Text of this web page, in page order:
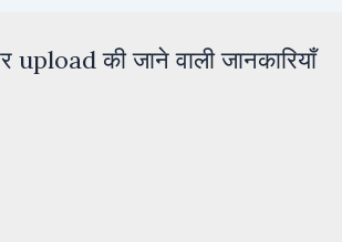
upload की जाने वाली जानकारियाँ